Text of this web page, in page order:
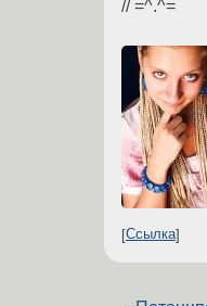
// =^.^=
Ссылка